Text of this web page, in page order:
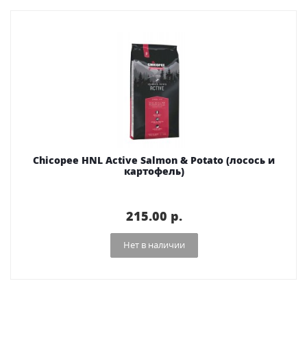
Chicopee HNL Active Salmon & Potato (лосось и
картофель)
215.00 p.
Нет в наличии